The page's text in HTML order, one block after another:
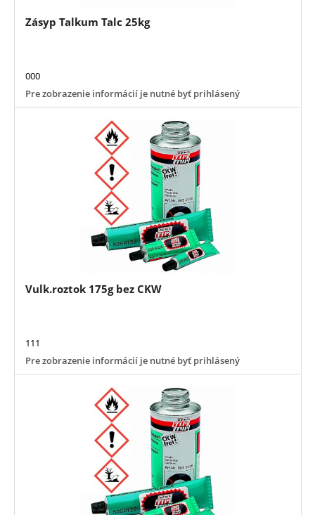
Zásyp Talkum Talc 25kg
000
Pre zobrazenie informácií je nutné byť prihlásený
Vulk.roztok 175g bez CKW
111
Pre zobrazenie informácií je nutné byť prihlásený